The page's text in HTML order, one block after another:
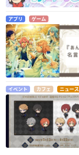
アプリ ゲーム
イベント カフェ ニュース